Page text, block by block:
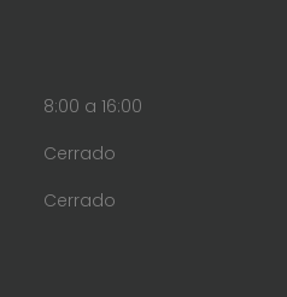
8:00 a 16:00
Cerrado
Cerrado